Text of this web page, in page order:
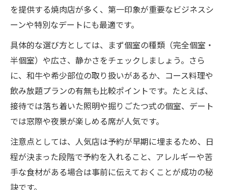
を提供する焼肉店が多く、第一印象が重要なビジネスシ
ーンや特別なデートにも最適です。
具体的な選び方としては、まず個室の種類（完全個室・
半個室）や広さ、静かさをチェックしましょう。さら
に、和牛や希少部位の取り扱いがあるか、コース料理や
飲み放題プランの有無も比較ポイントです。たとえば、
接待では落ち着いた照明や掘りごたつ式の個室、デート
では窓際や夜景が楽しめる席が人気です。
注意点としては、人気店は予約が早期に埋まるため、日
程が決まった段階で予約を入れること、アレルギーや苦
手な食材がある場合は事前に伝えておくことが成功の秘
訣です。